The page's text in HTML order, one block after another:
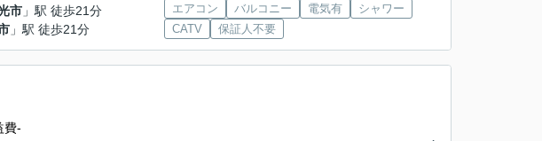
市 」駅 徒歩21分
」駅 徒歩21分
エアコン バルコニー 電気有
シャワー
CATV
保証人不要
費-